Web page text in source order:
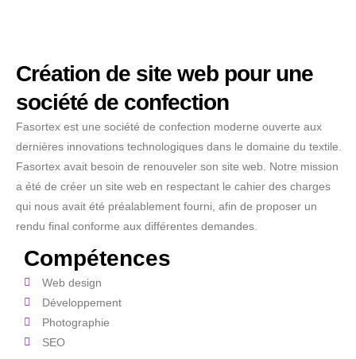
Création de site web pour une
société de confection
Fasortex est une société de confection moderne ouverte aux
dernières innovations technologiques dans le domaine du textile.
Fasortex avait besoin de renouveler son site web. Notre mission
a été de créer un site web en respectant le cahier des charges
qui nous avait été préalablement fourni, afin de proposer un
rendu final conforme aux différentes demandes.
Compétences
Web design
Développement
Photographie
SEO